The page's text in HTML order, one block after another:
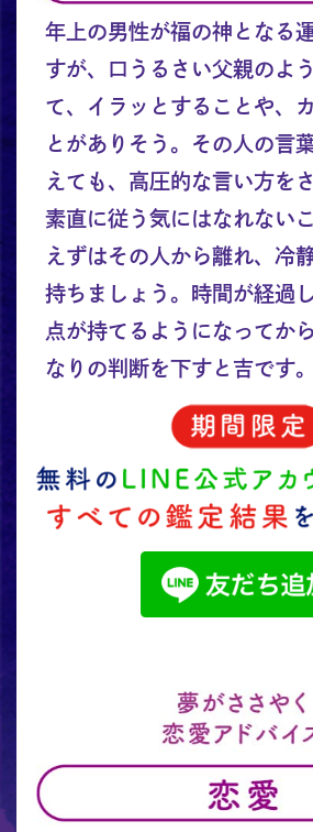
年上の男性が福の神となる
すが、口うるさい父親のよ
て、イラッとすることや、
とがありそう。その人の言
えても、高圧的な言い方を
素直に従う気にはなれない
えずはその人から離れ、冷
持ちましょう。時間が経過
点が持てるようになってか
なりの判断を下すと吉です。